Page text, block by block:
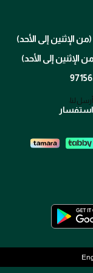
أرسل لنا:
استفسار